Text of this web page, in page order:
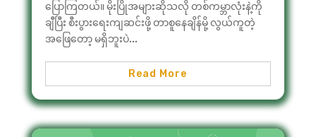
ပြောကြတယ်။ မိုးပြိုအများဆိုသလို တစ်ကမ္ဘာလုံးနဲ့ကို
ချီပြီး စီးပွားရေးကျဆင်းဖို့ တာစူနေချိန်မို့ လွယ်ကူတဲ့
အဖြေတော့ မရှိဘူးပဲ...
Read More